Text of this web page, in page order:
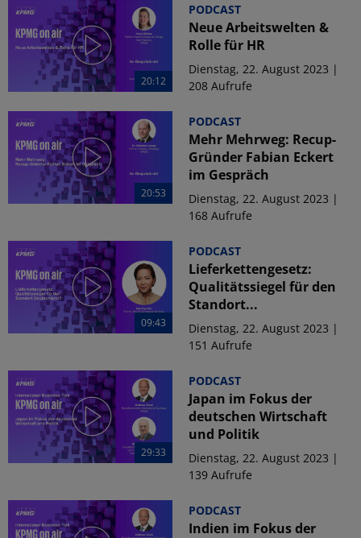
20:12
PODCAST
Neue Arbeitswelten &
Rolle für HR
Dienstag, 22. August 2023 |
208 Aufrufe
20:53
PODCAST
Mehr Mehrweg: Recup-
Gründer Fabian Eckert
im Gespräch
Dienstag, 22. August 2023 |
168 Aufrufe
09:43
PODCAST
Lieferkettengesetz:
Qualitätssiegel für den
Standort...
Dienstag, 22. August 2023 |
151 Aufrufe
29:33
PODCAST
Japan im Fokus der
deutschen Wirtschaft
und Politik
Dienstag, 22. August 2023 |
139 Aufrufe
PODCAST
Indien im Fokus der